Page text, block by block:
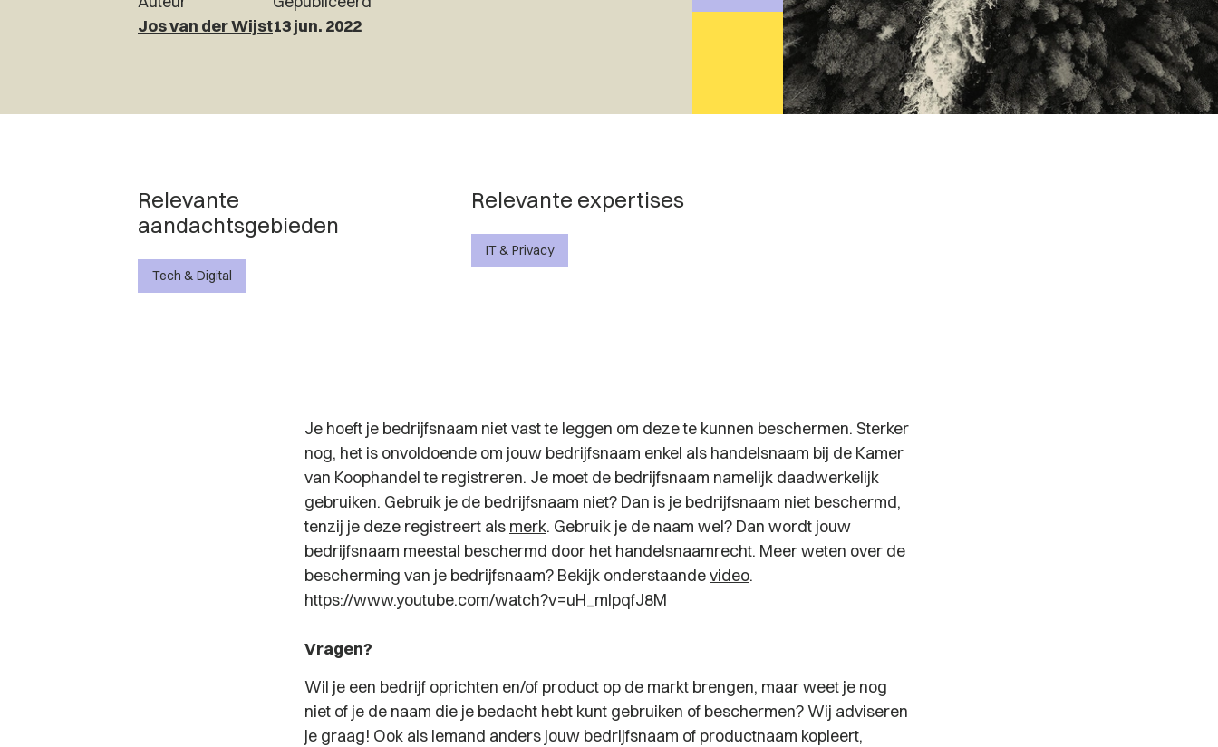
Jos van der Wijst13 jun. 2022
Relevante
aandachtsgebieden
Tech & Digital
Relevante expertises
IT & Privacy
Je hoeft je bedrijfsnaam niet vast te leggen om deze te kunnen beschermen. Sterker
nog, het is onvoldoende om jouw bedrijfsnaam enkel als handelsnaam bij de Kamer
van Koophandel te registreren. Je moet de bedrijfsnaam namelijk daadwerkelijk
gebruiken. Gebruik je de bedrijfsnaam niet? Dan is je bedrijfsnaam niet beschermd,
tenzij je deze registreert als merk. Gebruik je de naam wel? Dan wordt jouw
bedrijfsnaam meestal beschermd door het handelsnaamrecht. Meer weten over de
bescherming van je bedrijfsnaam? Bekijk onderstaandevideo.
https://www.youtube.com/watch?v=uH_mIpqfJ8M
Vragen?
Wil je een bedrijf oprichten en/of product op de markt brengen, maar weet je nog
niet of je de naam die je bedacht hebt kunt gebruiken of beschermen? Wij adviseren
je graag! Ook als iemand anders jouw bedrijfsnaam of productnaam kopieert,